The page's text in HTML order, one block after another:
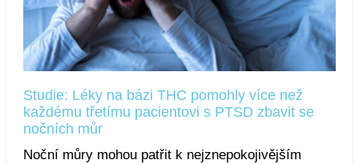
Studie: Léky na bázi THC pomohly více než
každému třetímu pacientovi s PTSD zbavit se
nočních můr
Noční můry mohou patřit k nejznepokojivějším